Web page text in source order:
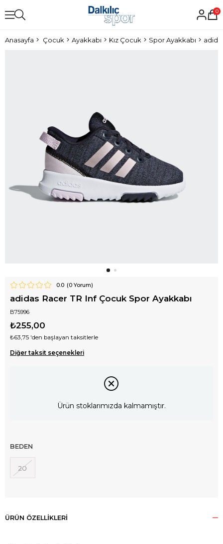
0
Anasayfa Çocuk Ayakkabı Kız Çocuk Spor Ayakkabı
0.0 (0Yorum)
adidas Racer TR Inf Çocuk Spor Ayakkabı
B75996
₺255,00
₺63,75 'den başlayan taksitlerle
Diğer taksit seçenekleri
Ürün stoklarımızda kalmamıştır.
BEDEN
20
ÜRÜN ÖZELLIKLERI